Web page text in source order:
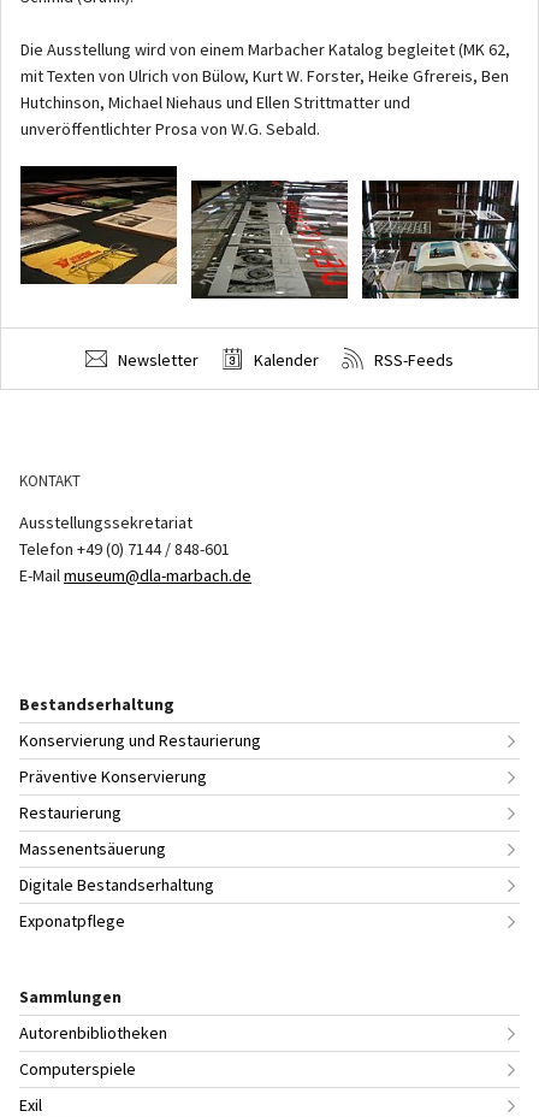
Die Ausstellung wird von einem Marbacher Katalog begleitet (MK 62,
mit Texten von Ulrich von Bülow, Kurt W. Forster, Heike Gfrereis, Ben
Hutchinson, Michael Niehaus und Ellen Strittmatter und
unveröffentlichter Prosa von W.G. Sebald.
Newsletter Kalender RSS-Feeds
KONTAKT
Ausstellungssekretariat
Telefon +49 (0) 7144 / 848-601
E-Mailmuseum@dla-marbach.de
Bestandserhaltung
Konservierung und Restaurierung
Präventive Konservierung
Restaurierung
Massenentsäuerung
Digitale Bestandserhaltung
Exponatpflege
Sammlungen
Autorenbibliotheken
Computerspiele
Exil